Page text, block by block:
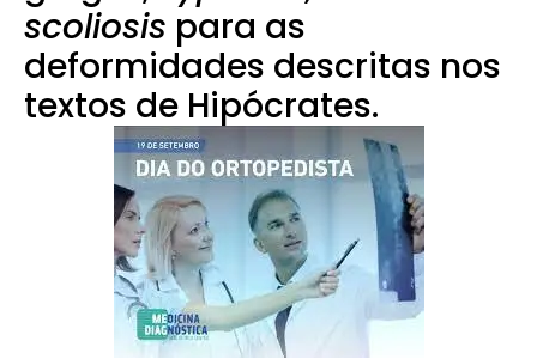
scoliosis para as
deformidades descritas nos
textos de Hipócrates.